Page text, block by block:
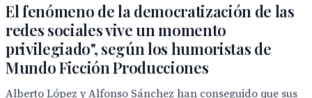
El fenómeno de la democratización de las
redes sociales vive un momento
privilegiado", según los humoristas de
Mundo Ficción Producciones
Alberto López y Alfonso Sánchez han conseguido que sus